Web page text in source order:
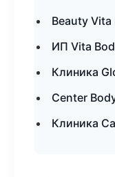
Beauty
ИП Vita
Клиника
Center
Клиника